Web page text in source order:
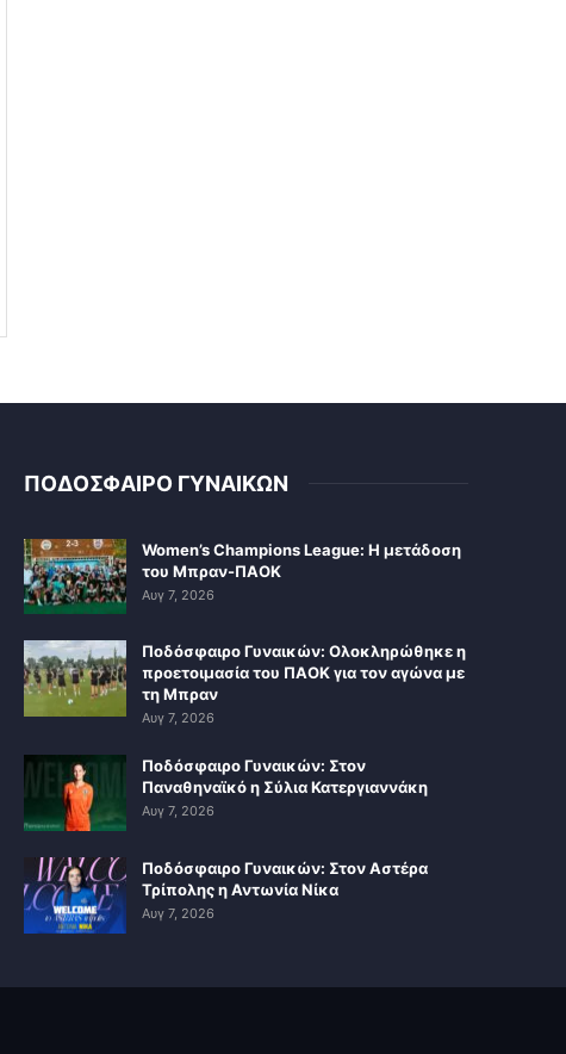
ΠΟΔΟΣΦΑΙΡΟ ΓΥΝΑΙΚΩΝ
Women’s Champions League: Η μετάδοση
του Μπραν-ΠΑΟΚ
Αυγ 7, 2026
Ποδόσφαιρο Γυναικών: Ολοκληρώθηκε η
προετοιμασία του ΠΑΟΚ για τον αγώνα με
τη Μπραν
Αυγ 7, 2026
Ποδόσφαιρο Γυναικών: Στον
Παναθηναϊκό η Σύλια Κατεργιαννάκη
Αυγ 7, 2026
Ποδόσφαιρο Γυναικών: Στον Αστέρα
Τρίπολης η Αντωνία Νίκα
Αυγ 7, 2026